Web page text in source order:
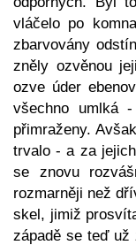
vláčelo po
zbarvovány
zněly ozvěnou
ozve úder
všechno umlká
přimraženy.
trvalo - a za
se znovu
rozmarněji než
skel, jimiž
západě se teď už